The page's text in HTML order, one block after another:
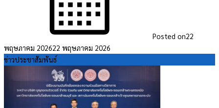
Posted on22
พฤษภาคม 202622 พฤษภาคม 2026
ข่าวประชาสัมพันธ์